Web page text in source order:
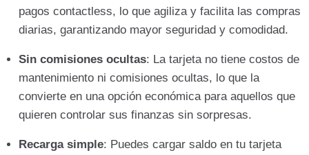
pagos contactless, lo que agiliza y facilita las compras
diarias, garantizando mayor seguridad y comodidad.
Sin comisiones ocultas: La tarjeta no tiene costos de
mantenimiento ni comisiones ocultas, lo que la
convierte en una opción económica para aquellos que
quieren controlar sus finanzas sin sorpresas.
Recarga simple: Puedes cargar saldo en tu tarjeta